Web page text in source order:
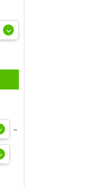
～